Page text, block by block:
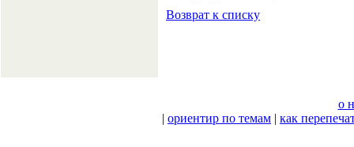
Возврат к списку
о
| ориентир по темам | как